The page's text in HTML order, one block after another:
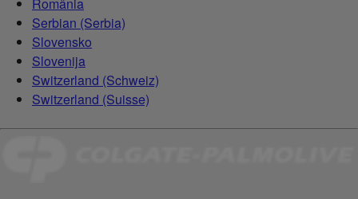
România
Serbian (Serbia)
Slovensko
Slovenija
Switzerland (Schweiz)
Switzerland (Suisse)